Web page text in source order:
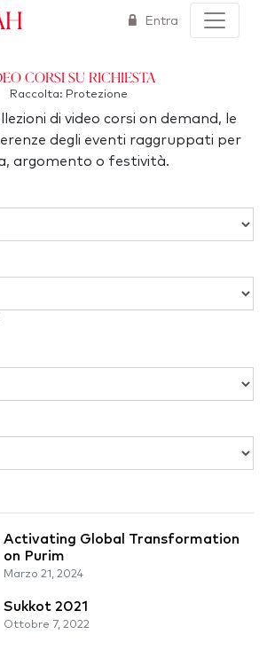
Entra
corsi su richiesta
Raccolta: Protezione
di video corsi on demand, le
degli eventi raggruppati per
argomento o festività.
Activating Global Transformation
on Purim
Marzo 21, 2024
Sukkot 2021
Ottobre 7, 2022